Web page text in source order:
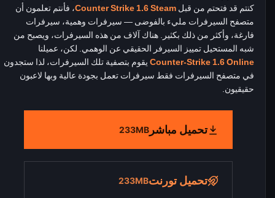
كنتم قد فتحتم من قبل Counter Strike 1.6 Steam، فأنتم تعلمون أن
متصفح السيرفرات مليء بالفوضى — سيرفرات وهمية، سيرفرات
فارغة، وأكثر من ذلك بكثير. هناك آلاف من هذه السيرفرات، ويصبح من
شبه المستحيل تمييز السيرفر الحقيقي عن الوهمي. لكن، عميلنا
Counter-Strike 1.6 Online يقوم بتصفية تلك السيرفرات، لذا ستجدون
في متصفح السيرفرات فقط سيرفرات تعمل بجودة عالية وبها لاعبون
حقيقيون.
تحميل مباشر 233MB
تحميل تورنت233MB